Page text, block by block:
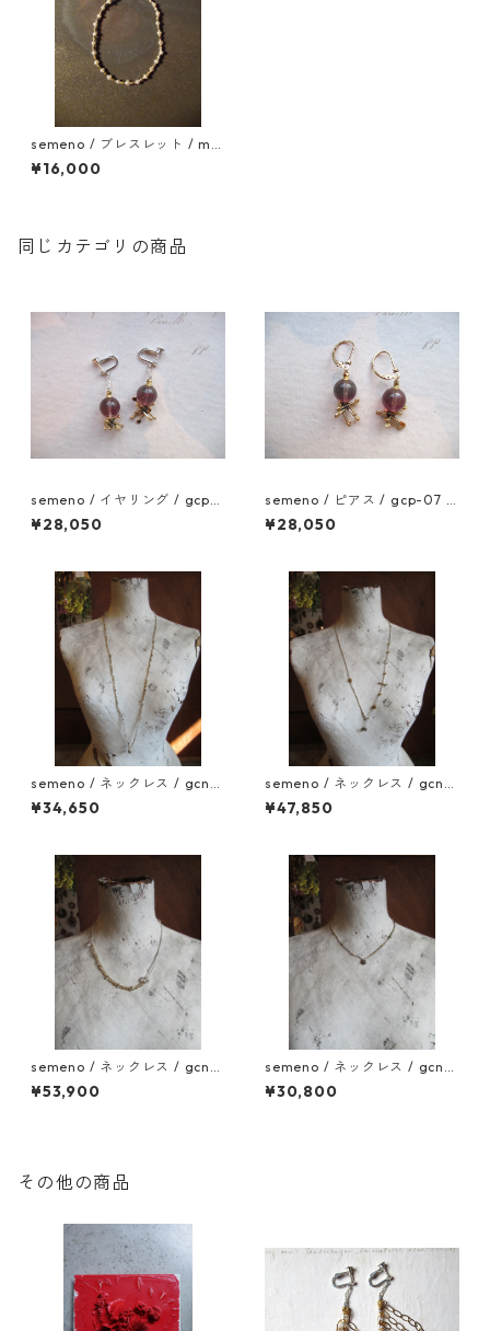
semeno / ブレスレット / ms
b-01 / 22ss
¥16,000
同じカテゴリの商品
semeno / イヤリング / gcp-
08 / 25aw
¥28,050
semeno / ピアス / gcp-07 /
25aw
¥28,050
semeno / ネックレス / gcn-1
1 / 25aw
¥34,650
semeno / ネックレス / gcn-1
0 / 25aw
¥47,850
semeno / ネックレス / gcn-
09 / 25aw
¥53,900
semeno / ネックレス / gcn-
07 / 25aw
¥30,800
その他の商品